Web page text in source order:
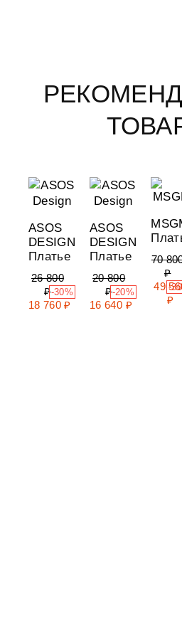
ASOS
DESIGN
Платье
26 800
₽
18 760 ₽
-30%
ASOS
DESIGN
Платье
20 800
₽
16 640 ₽
-20%
70
₽
49
₽
-